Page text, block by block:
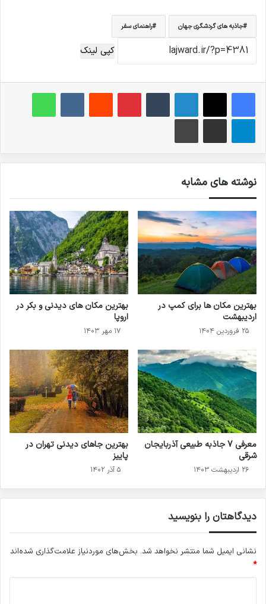
جاذبه های گردشگری جهان راهنمای سفر
کپی لینک
فیس بوک X لینکدین ‫تامبلر ‫پین‌ترست‫رددیت ‫VKontakteواتس آپ
تلگرام اشتراک گذاری از طریق ایمیل چاپ
نوشته های مشابه
بهترین مکان ها برای کمپ در
اردیبهشت
۲۵ فروردین ۱۴۰۴
بهترین مکان های دیدنی و بکر در
اروپا
۱۷ مهر ۱۴۰۳
معرفی 7 جاذبه طبیعی آذربایجان
شرقی
۲۶ اردیبهشت ۱۴۰۳
بهترین جاهای دیدنی تهران در
پاییز
۵ آذر ۱۴۰۲
دیدگاهتان را بنویسید
نشانی ایمیل شما منتشر نخواهد شد. بخش‌های موردنیاز علامت‌گذاری شده‌اند
*